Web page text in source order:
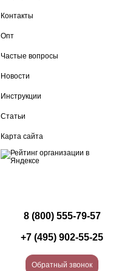
Контакты
Опт
Частые вопросы
Новости
Инструкции
Статьи
Карта сайта
8 (800) 555-79-57
+7 (495) 902-55-25
Обратный звонок